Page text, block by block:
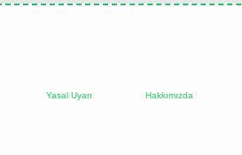
Yasal Uyarı Hakkımızda